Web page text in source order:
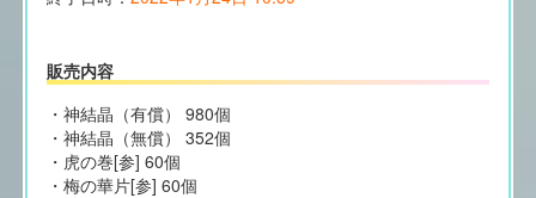
販売内容
・神結晶（有償） 980個
・神結晶（無償） 352個
・虎の巻[参] 60個
・梅の華片[参] 60個